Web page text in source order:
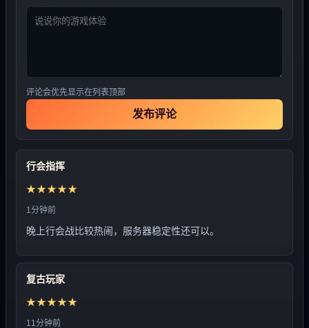
评论会优先显示在列表顶部
发布评论
行会指挥
★★★★★
1分钟前
晚上行会战比较热闹，服务器稳定性还可以。
复古玩家
★★★★★
11分钟前